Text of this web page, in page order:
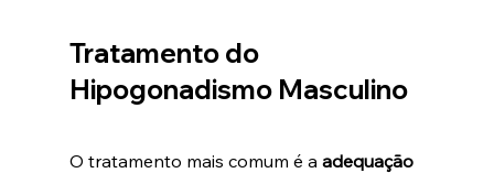
Tratamento do
Hipogonadismo Masculino
O tratamento mais comum é a adequação